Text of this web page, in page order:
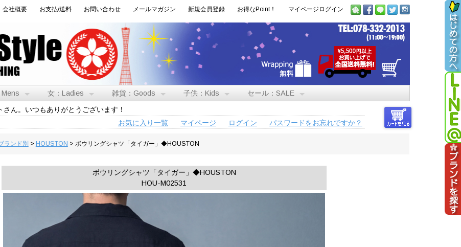
会社概要 お支払/送料 お問い合わせ メールマガジン 新規会員登録 お得なPoint！ マイページログイン
Mens 女：Ladies 雑貨：Goods 子供：Kids セール：SALE
ん。いつもありがとうございます！
お気に入り一覧
マイページ ログイン パスワードをお忘れですか？
ランド別 > HOUSTON > ボウリングシャツ「タイガー」◆HOUSTON
ボウリングシャツ「タイガー」◆HOUSTON
HOU-M02531